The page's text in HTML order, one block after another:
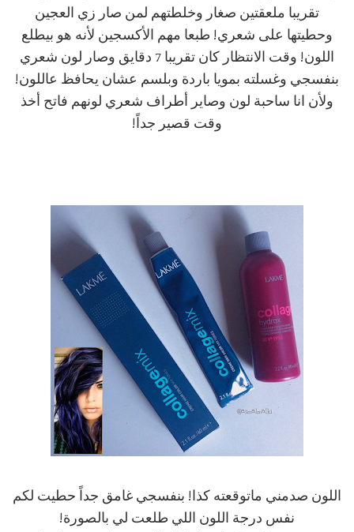
تقريبا ملعقتين صغار وخلطتهم لمن صار زي العجين
وحطيتها على شعري! طبعا مهم الأكسجين لأنه هو بيطلع
اللون! وقت الانتظار كان تقريبا 7 دقايق وصار لون شعري
بنفسجي وغسلته بمويا باردة وبلسم عشان يحافظ عاللون!
ولأن انا ساحبة لون وصاير أطراف شعري لونهم فاتح أخذ
وقت قصير جداً!
اللون صدمني ماتوقعته كذا! بنفسجي غامق جداً حطيت لكم
نفس درجة اللون اللي طلعت لي بالصورة!